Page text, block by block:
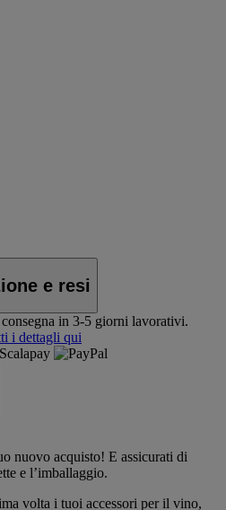
e resi
in 3-5 giorni lavorativi.
i dettagli qui
nuovo acquisto! E assicurati di
e l’imballaggio.
volta i tuoi accessori per il vino,